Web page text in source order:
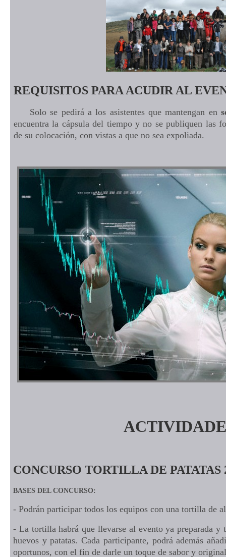
REQUISITOS PARA ACUDIR AL
Solo se pedirá a los asistentes que mantengan en
encuentra la cápsula del tiempo y no se publiquen las
de su colocación, con vistas a que no sea expoliada.
CONCURSO TORTILLA DE PATATAS
BASES DEL CONCURSO:
- Podrán participar todos los equipos con una tortilla de
- La tortilla habrá que llevarse al evento ya preparada y
huevos y patatas. Cada participante, podrá además
oportunos, con el fin de darle un toque de sabor y